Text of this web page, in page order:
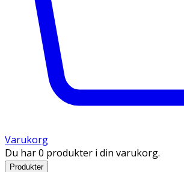
Varukorg
Du har 0 produkter i din varukorg.
Produkter